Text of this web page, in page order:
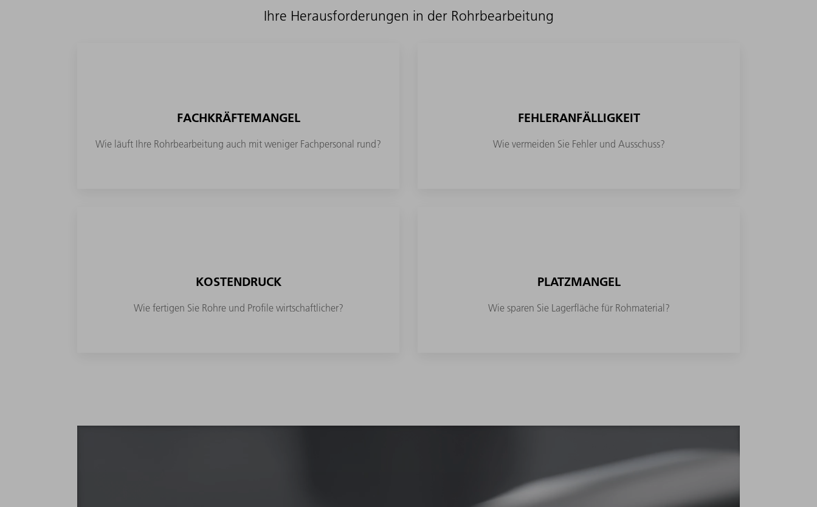
Ihre Herausforderungen in der Rohrbearbeitung
FACHKRÄFTEMANGEL
Wie läuft Ihre Rohrbearbeitung auch mit weniger Fachpersonal rund?
FEHLERANFÄLLIGKEIT
Wie vermeiden Sie Fehler und Ausschuss?
KOSTENDRUCK
Wie fertigen Sie Rohre und Profile wirtschaftlicher?
PLATZMANGEL
Wie sparen Sie Lagerfläche für Rohmaterial?